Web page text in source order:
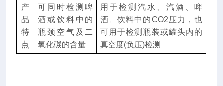
产
品
特
点
可同时检测啤
酒或饮料中的
瓶颈空气及二
氧化碳的含量
用于检测汽水、汽酒、啤
酒、饮料中的CO2压力，也
可用于检测瓶装或罐头内的
真空度(负压)检测